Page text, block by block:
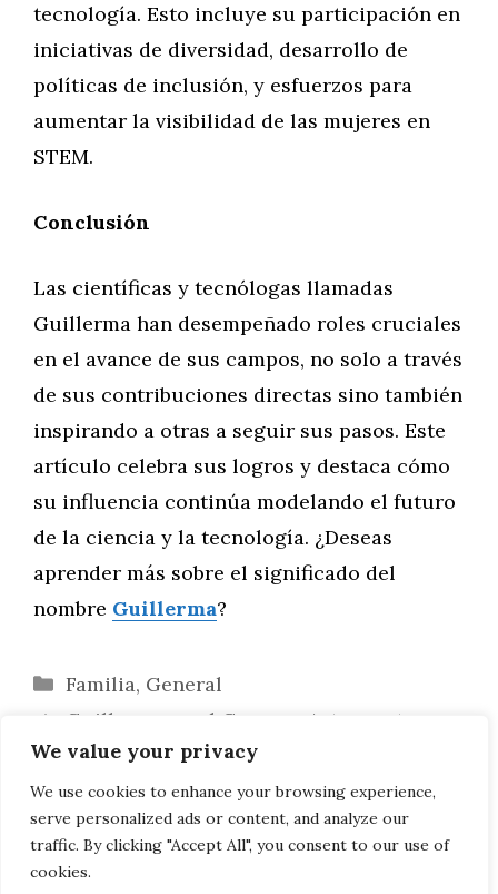
We value your privacy
We use cookies to enhance your browsing experience,
serve personalized ads or content, and analyze our
traffic. By clicking "Accept All", you consent to our use of
cookies.
tecnología. Esto incluye su participación en
iniciativas de diversidad, desarrollo de
políticas de inclusión, y esfuerzos para
aumentar la visibilidad de las mujeres en
STEM.
Conclusión
Las científicas y tecnólogas llamadas
Guillerma han desempeñado roles cruciales
en el avance de sus campos, no solo a través
de sus contribuciones directas sino también
inspirando a otras a seguir sus pasos. Este
artículo celebra sus logros y destaca cómo
su influencia continúa modelando el futuro
de la ciencia y la tecnología. ¿Deseas
aprender más sobre el significado del
nombre Guillerma?
Categorías
Familia, General
Guillerma en el Cosmos: Astronautas y
Misiones Espaciales Destacadas
Influencia Económica de Guillermas en
Sectores Clave